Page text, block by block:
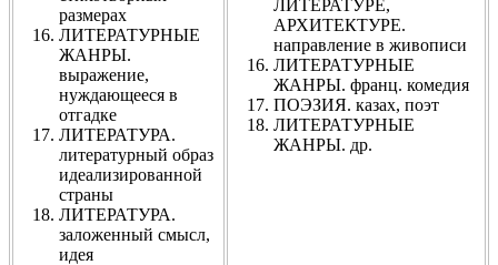
размерах
ЛИТЕРАТУРНЫЕ
ЖАНРЫ.
выражение,
нуждающееся в
отгадке
ЛИТЕРАТУРА.
литературный образ
идеализированной
страны
ЛИТЕРАТУРА.
заложенный смысл,
идея
ЛИТЕРАТУРЕ,
АРХИТЕКТУРЕ.
направление в живописи
ЛИТЕРАТУРНЫЕ
ЖАНРЫ. франц. комедия
ПОЭЗИЯ. казах, поэт
ЛИТЕРАТУРНЫЕ
ЖАНРЫ. др.